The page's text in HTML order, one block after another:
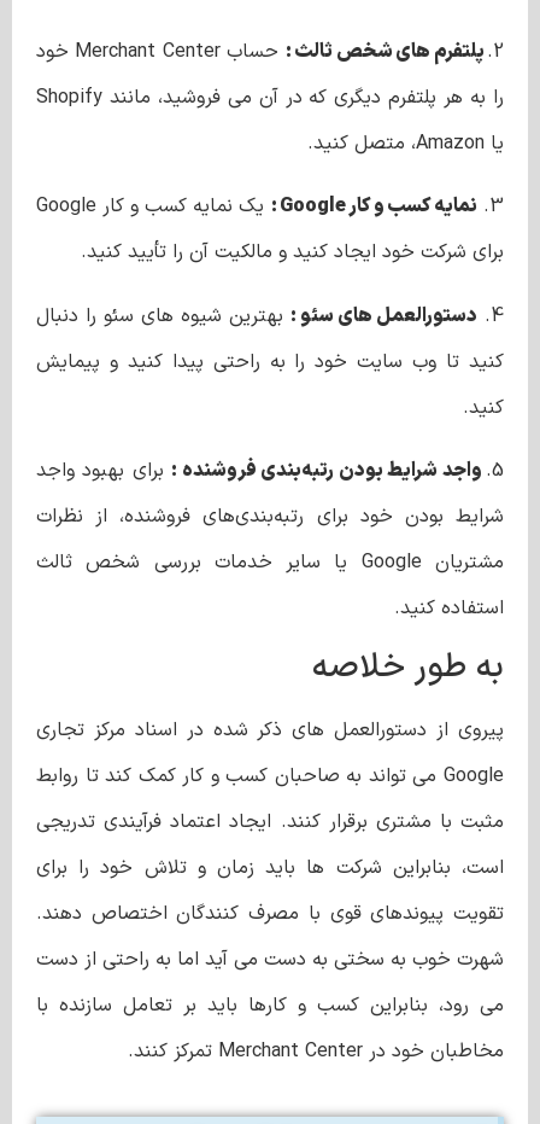
2. پلتفرم های شخص ثالث :
حساب Merchant Center خود
را به هر پلتفرم دیگری که در آن می فروشید، مانند Shopify
یا Amazon، متصل کنید.
3. نمایه کسب و کار Google :
یک نمایه کسب و کار Google
برای شرکت خود ایجاد کنید و مالکیت آن را تأیید کنید.
4. دستورالعمل های سئو : بهترین شیوه های سئو را دنبال
کنید تا وب سایت خود را به راحتی پیدا کنید و پیمایش
کنید.
5. واجد شرایط بودن رتبه‌بندی فروشنده : برای بهبود واجد
شرایط بودن خود برای رتبه‌بندی‌های فروشنده، از نظرات
مشتریان Google یا سایر خدمات بررسی شخص ثالث
استفاده کنید.
به طور خلاصه
پیروی از دستورالعمل های ذکر شده در اسناد مرکز تجاری
Google می تواند به صاحبان کسب و کار کمک کند تا روابط
مثبت با مشتری برقرار کنند. ایجاد اعتماد فرآیندی تدریجی
است، بنابراین شرکت ها باید زمان و تلاش خود را برای
تقویت پیوندهای قوی با مصرف کنندگان اختصاص دهند.
شهرت خوب به سختی به دست می آید اما به راحتی از دست
می رود، بنابراین کسب و کارها باید بر تعامل سازنده با
مخاطبان خود در Merchant Center تمرکز کنند.